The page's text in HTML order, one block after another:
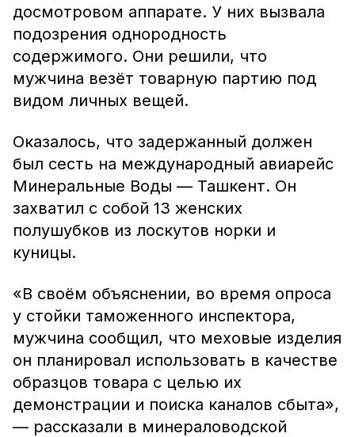
досмотровом аппарате. У них вызвала
подозрения однородность
содержимого. Они решили, что
мужчина везёт товарную партию под
видом личных вещей.
Оказалось, что задержанный должен
был сесть на международный авиарейс
Минеральные Воды — Ташкент. Он
захватил с собой 13 женских
полушубков из лоскутов норки и
куницы.
«В своём объяснении, во время опроса
у стойки таможенного инспектора,
мужчина сообщил, что меховые изделия
он планировал использовать в качестве
образцов товара с целью их
демонстрации и поиска каналов сбыта»,
— рассказали в минераловодской